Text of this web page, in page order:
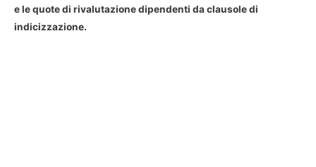
e le quote di rivalutazione dipendenti da clausole di
indicizzazione.